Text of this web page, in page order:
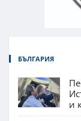
БЪЛГАРИЯ
и